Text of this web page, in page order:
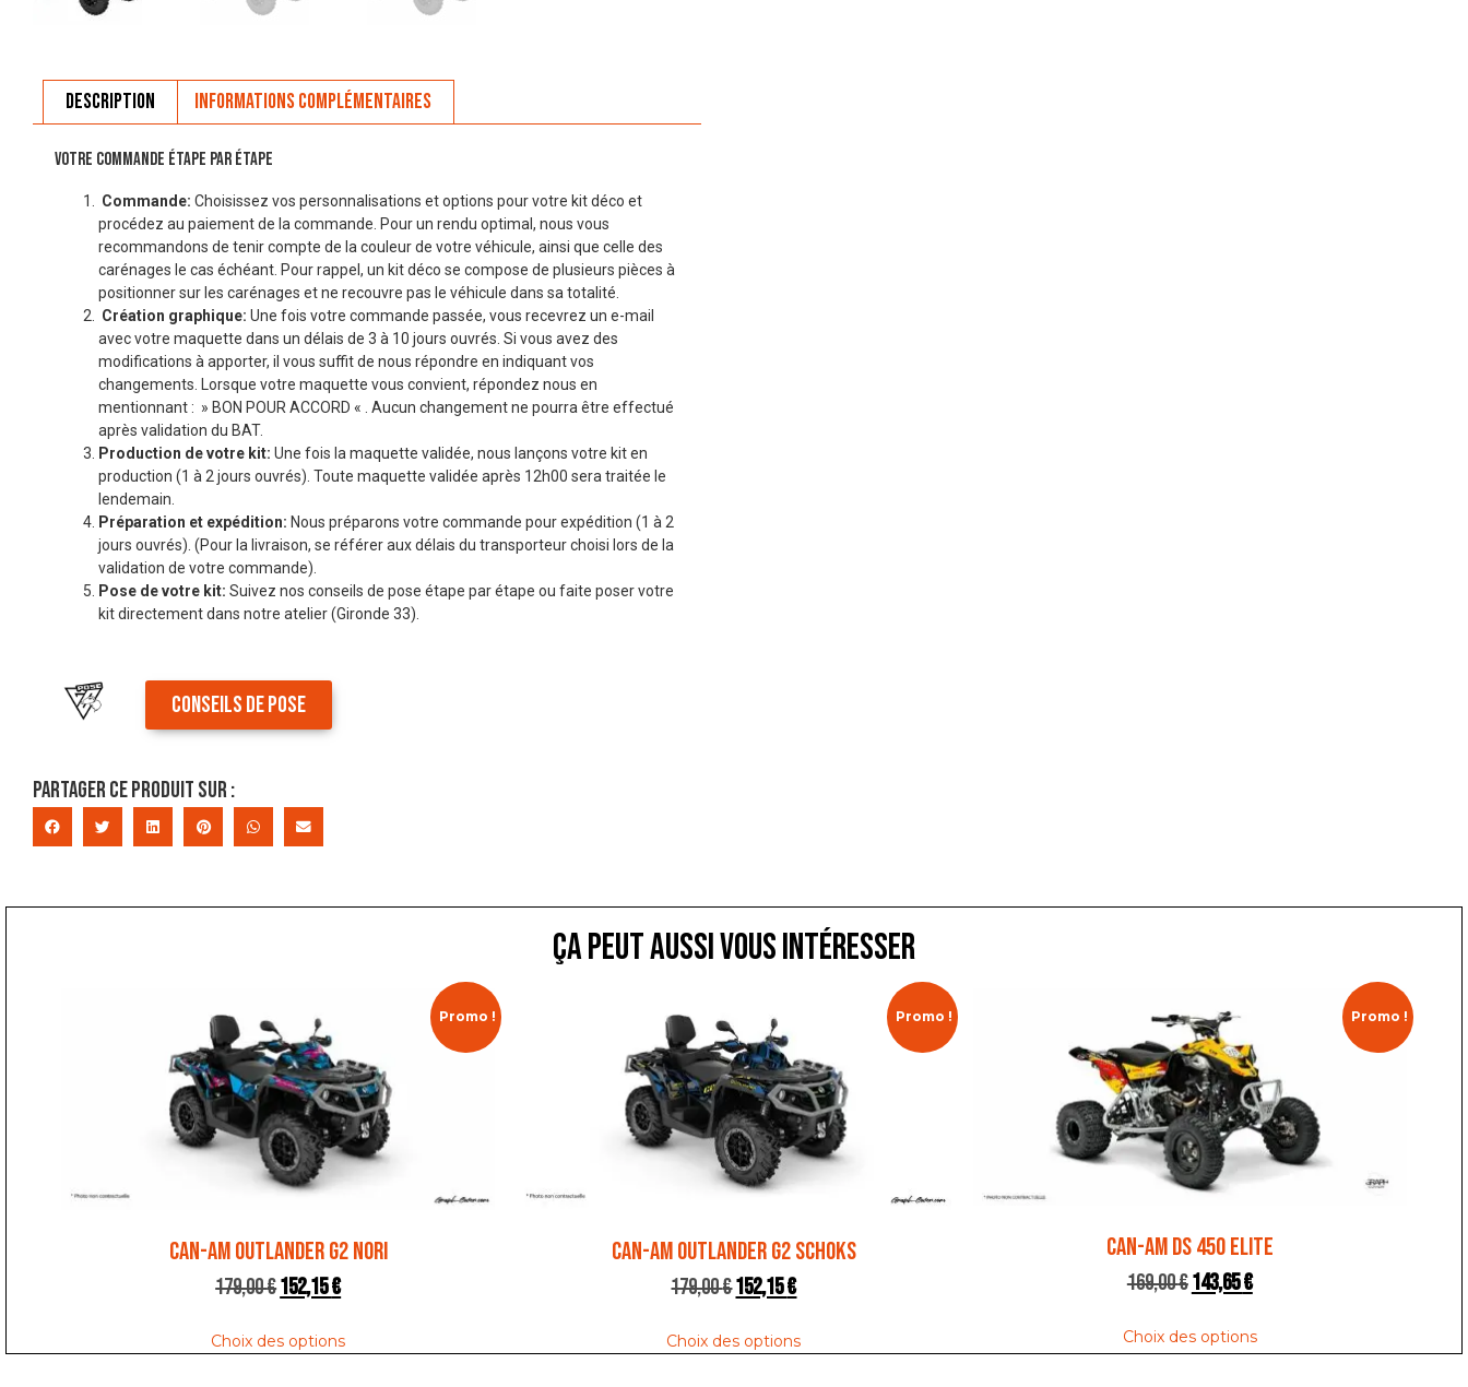
Description Informations complémentaires
VOTRE COMMANDE ÉTAPE PAR ÉTAPE
Commande: Choisissez vos personnalisations et options pour votre kit déco et
procédez au paiement de la commande. Pour un rendu optimal, nous vous
recommandons de tenir compte de la couleur de votre véhicule, ainsi que celle des
carénages le cas échéant. Pour rappel, un kit déco se compose de plusieurs pièces à
positionner sur les carénages et ne recouvre pas le véhicule dans sa totalité.
Création graphique: Une fois votre commande passée, vous recevrez un e-mail
avec votre maquette dans un délais de 3 à 10 jours ouvrés. Si vous avez des
modifications à apporter, il vous suffit de nous répondre en indiquant vos
changements. Lorsque votre maquette vous convient, répondez nous en
mentionnant : » BON POUR ACCORD « . Aucun changement ne pourra être effectué
après validation du BAT.
Production de votre kit: Une fois la maquette validée, nous lançons votre kit en
production (1 à 2 jours ouvrés). Toute maquette validée après 12h00 sera traitée le
lendemain.
Préparation et expédition: Nous préparons votre commande pour expédition (1 à 2
jours ouvrés). (Pour la livraison, se référer aux délais du transporteur choisi lors de la
validation de votre commande).
Pose de votre kit: Suivez nos conseils de pose étape par étape ou faite poser votre
kit directement dans notre atelier (Gironde 33).
CONSEILS DE POSE
Partager ce produit sur :
ça peut aussi vous intéresser
Promo !
CAN-AM OUTLANDER G2 NORI
179,00€152,15€
Choix des options
Promo !
CAN-AM OUTLANDER G2 SCHOKS
179,00€152,15€
Choix des options
Promo !
CAN-AM DS 450 ELITE
169,00€143,65€
Choix des options